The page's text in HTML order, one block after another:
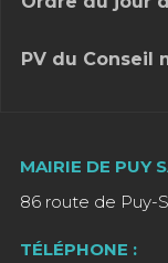
PV du Conseil
MAIRIE DE PUY
86 route de Puy-
TÉLÉPHONE :